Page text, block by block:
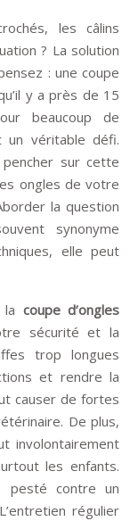
les câlins
? La solution
: une coupe
y a près de 15
beaucoup de
un véritable défi.
sur cette
ongles de votre
la question
synonyme
elle peut
la coupe d’ongles
sécurité et la
trop longues
et rendre la
causer de fortes
De plus,
involontairement
les enfants.
pesté contre un
régulier